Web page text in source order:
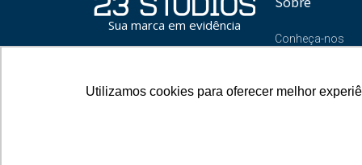
Utilizamos cookies para oferecer melhor
Utilizamos cookies para oferecer melhor
Sua marca em evidência
Conheça-nos
Oportunidades